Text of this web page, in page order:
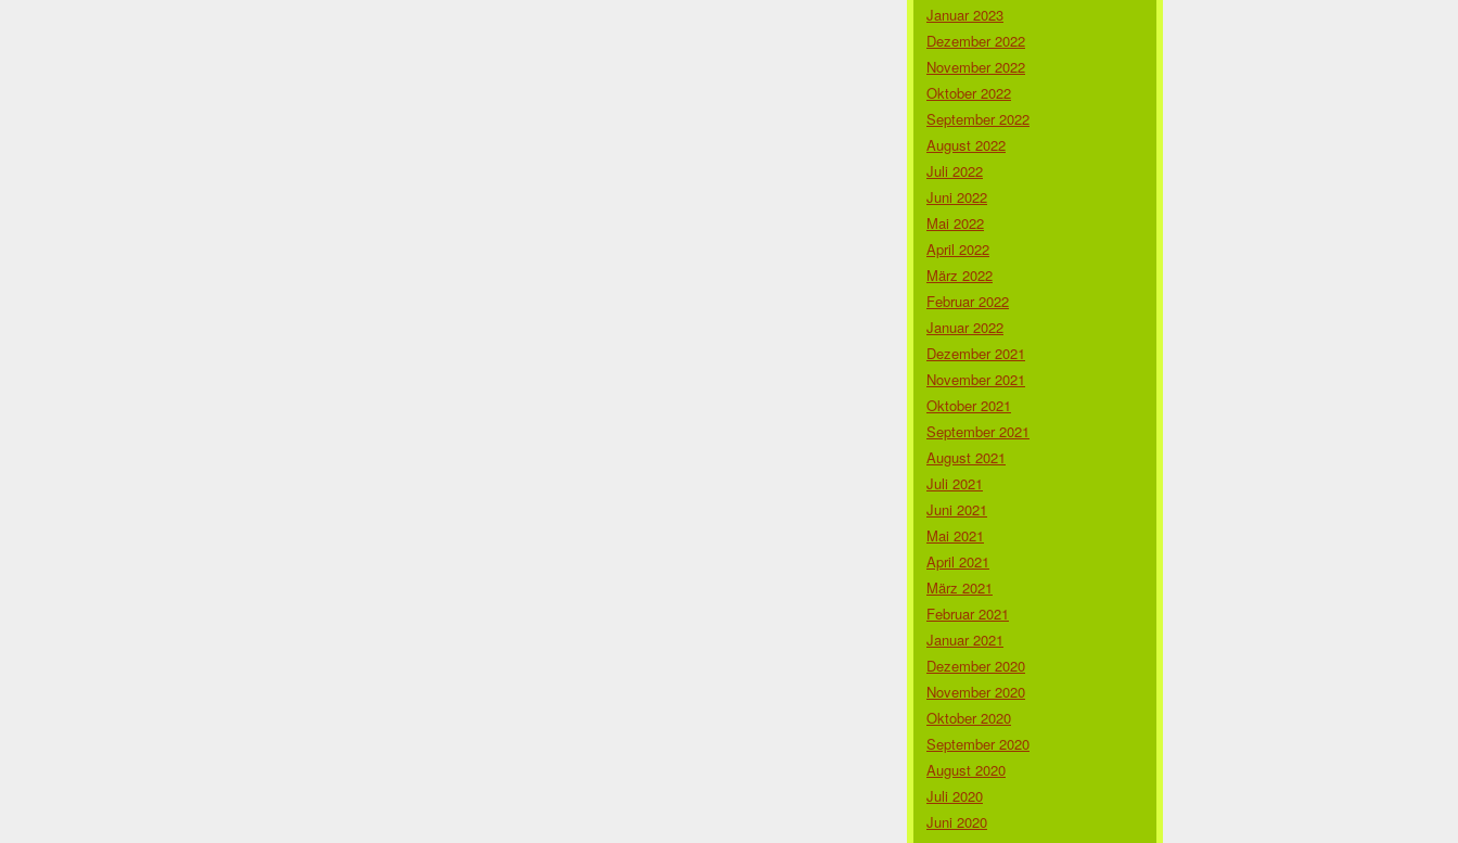
Januar 2023
Dezember 2022
November 2022
Oktober 2022
September 2022
August 2022
Juli 2022
Juni 2022
Mai 2022
April 2022
März 2022
Februar 2022
Januar 2022
Dezember 2021
November 2021
Oktober 2021
September 2021
August 2021
Juli 2021
Juni 2021
Mai 2021
April 2021
März 2021
Februar 2021
Januar 2021
Dezember 2020
November 2020
Oktober 2020
September 2020
August 2020
Juli 2020
Juni 2020